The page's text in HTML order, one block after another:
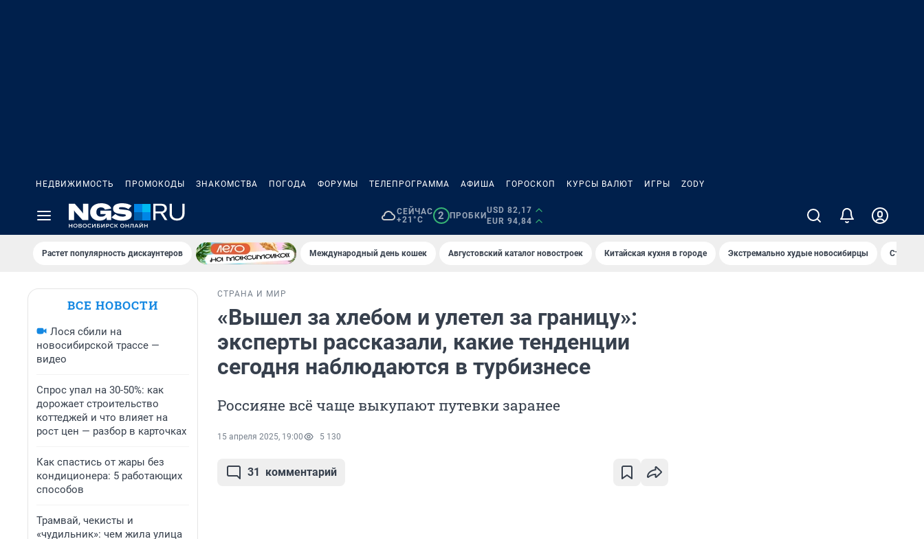
НЕДВИЖИМОСТЬ ПРОМОКОДЫ ЗНАКОМСТВА ПОГОДА ФОРУМЫ ТЕЛЕПРОГРАММА АФИША ГОРОСКОП КУРСЫ ВАЛЮТ ИГРЫ ZODY
СЕЙЧАС
+21°C
2 ПРОБКИ
USD 82,17
EUR 94,84
Растет популярность дискаунтеров Международный день кошек Августовский каталог новостроек Китайская кухня в городе Экстремально худые новосибирцы Старт
ВСЕ НОВОСТИ
Лося сбили на
новосибирской трассе —
видео
Спрос упал на 30-50%: как
дорожает строительство
коттеджей и что влияет на
рост цен — разбор в карточках
Как спастись от жары без
кондиционера: 5 работающих
способов
Трамвай, чекисты и
«чудильник»: чем жила улица
СТРАНА И МИР
«Вышел за хлебом и улетел за границу»:
эксперты рассказали, какие тенденции
сегодня наблюдаются в турбизнесе
Россияне всё чаще выкупают путевки заранее
15 апреля 2025, 19:00 5 130
31 комментарий